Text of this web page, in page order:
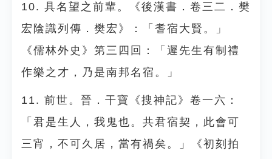
10. 具名望之前輩。《後漢書．卷三二．樊
宏陰識列傳．樊宏》：「耆宿大賢。」
《儒林外史》第三四回：「遲先生有制禮
作樂之才，乃是南邦名宿。」
11. 前世。晉．干寶《搜神記》卷一六：
「君是生人，我鬼也。共君宿契，此會可
三宵，不可久居，當有禍矣。」《初刻拍